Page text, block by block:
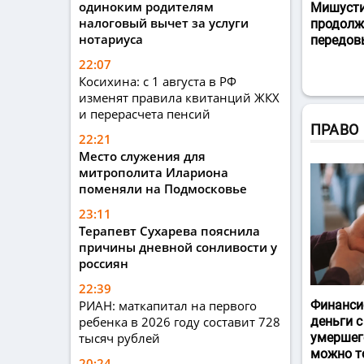
одиноким родителям
налоговый вычет за услуги
нотариуса
22:07
Косихина: с 1 августа в РФ
изменят правила квитанций ЖКХ
и перерасчета пенсий
22:21
Место служения для
митрополита Илариона
поменяли на Подмосковье
23:11
Терапевт Сухарева пояснила
причины дневной сонливости у
россиян
22:39
РИАН: маткапитал на первого
ребенка в 2026 году составит 728
тысяч рублей
ПРАВО
деньги
можно